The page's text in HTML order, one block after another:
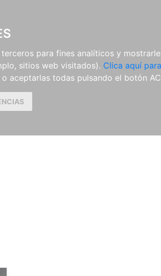
para fines analíticos y
sitios web visitados). Clica aquí
o aceptarlas todas pulsando el botón
E-BOOKS
Libros